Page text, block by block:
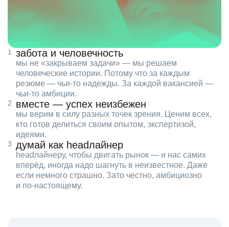
забота и человечность
мы не «закрываем задачи» — мы решаем
человеческие истории. Потому что за каждым
резюме — чьи‑то надежды. За каждой вакансией —
чьи‑то амбиции.
вместе — успех неизбежен
мы верим в силу разных точек зрения. Ценим всех,
кто готов делиться своим опытом, экспертизой,
идеями.
думай как headлайнер
headлайнеру, чтобы двигать рынок — и нас самих
вперёд, иногда надо шагнуть в неизвестное. Даже
если немного страшно. Зато честно, амбициозно
и по‑настоящему.